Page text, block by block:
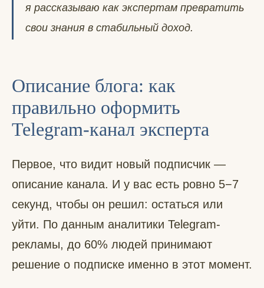
я рассказываю как экспертам превратить
свои знания в стабильный доход.
Описание блога: как
правильно оформить
Telegram-канал эксперта
Первое, что видит новый подписчик —
описание канала. И у вас есть ровно 5−7
секунд, чтобы он решил: остаться или
уйти. По данным аналитики Telegram-
рекламы, до 60% людей принимают
решение о подписке именно в этот момент.